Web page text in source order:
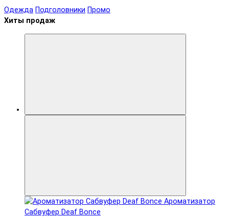
Одежда Подголовники Промо
Хиты продаж
Ароматизатор
Сабвуфер Deaf Bonce